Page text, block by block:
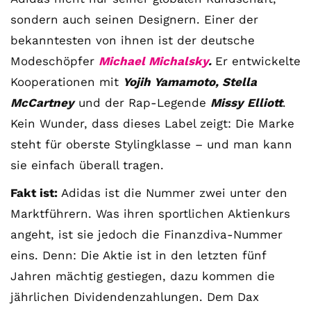
sondern auch seinen Designern. Einer der
bekanntesten von ihnen ist der deutsche
Modeschöpfer Michael Michalsky. Er entwickelte
Kooperationen mit Yojih Yamamoto, Stella
McCartneyund der Rap-Legende Missy Elliott.
Kein Wunder, dass dieses Label zeigt: Die Marke
steht für oberste Stylingklasse – und man kann
sie einfach überall tragen.
Fakt ist: Adidas ist die Nummer zwei unter den
Marktführern. Was ihren sportlichen Aktienkurs
angeht, ist sie jedoch die Finanzdiva-Nummer
eins. Denn: Die Aktie ist in den letzten fünf
Jahren mächtig gestiegen, dazu kommen die
jährlichen Dividendenzahlungen. Dem Dax